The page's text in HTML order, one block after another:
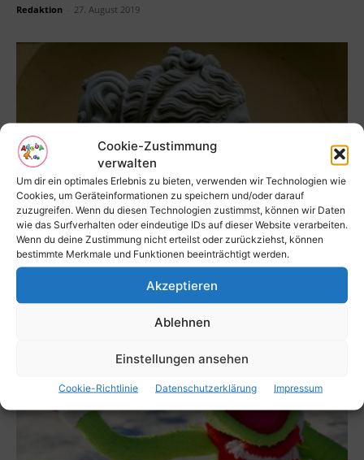
Cookie-Zustimmung
verwalten
Um dir ein optimales Erlebnis zu bieten, verwenden wir Technologien wie
Cookies, um Geräteinformationen zu speichern und/oder darauf
zuzugreifen. Wenn du diesen Technologien zustimmst, können wir Daten
wie das Surfverhalten oder eindeutige IDs auf dieser Website verarbeiten.
Wenn du deine Zustimmung nicht erteilst oder zurückziehst, können
bestimmte Merkmale und Funktionen beeinträchtigt werden.
Akzeptieren
Ablehnen
Einstellungen ansehen
Cookie-Richtlinie Datenschutzerklärung Impressum
Redaktion 27. August 2019
Nasenoperationen haben nicht nur
ästhetische Gründe
Fachredaktion Adeba - 5. März 2019